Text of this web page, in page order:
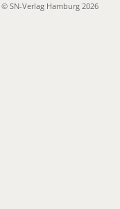
© SN-Verlag Hamburg 2026